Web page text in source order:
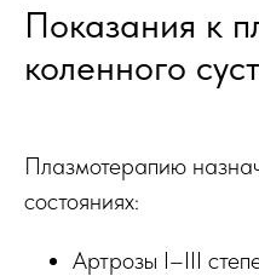
Показания к
коленного
Плазмотерапию
состояниях:
Артрозы I–III